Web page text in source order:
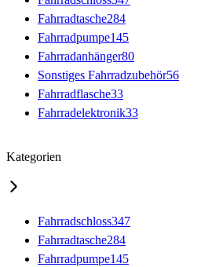
Fahrradtasche284
Fahrradpumpe145
Fahrradanhänger80
Sonstiges Fahrradzubehör56
Fahrradflasche33
Fahrradelektronik33
Kategorien
Fahrradschloss347
Fahrradtasche284
Fahrradpumpe145